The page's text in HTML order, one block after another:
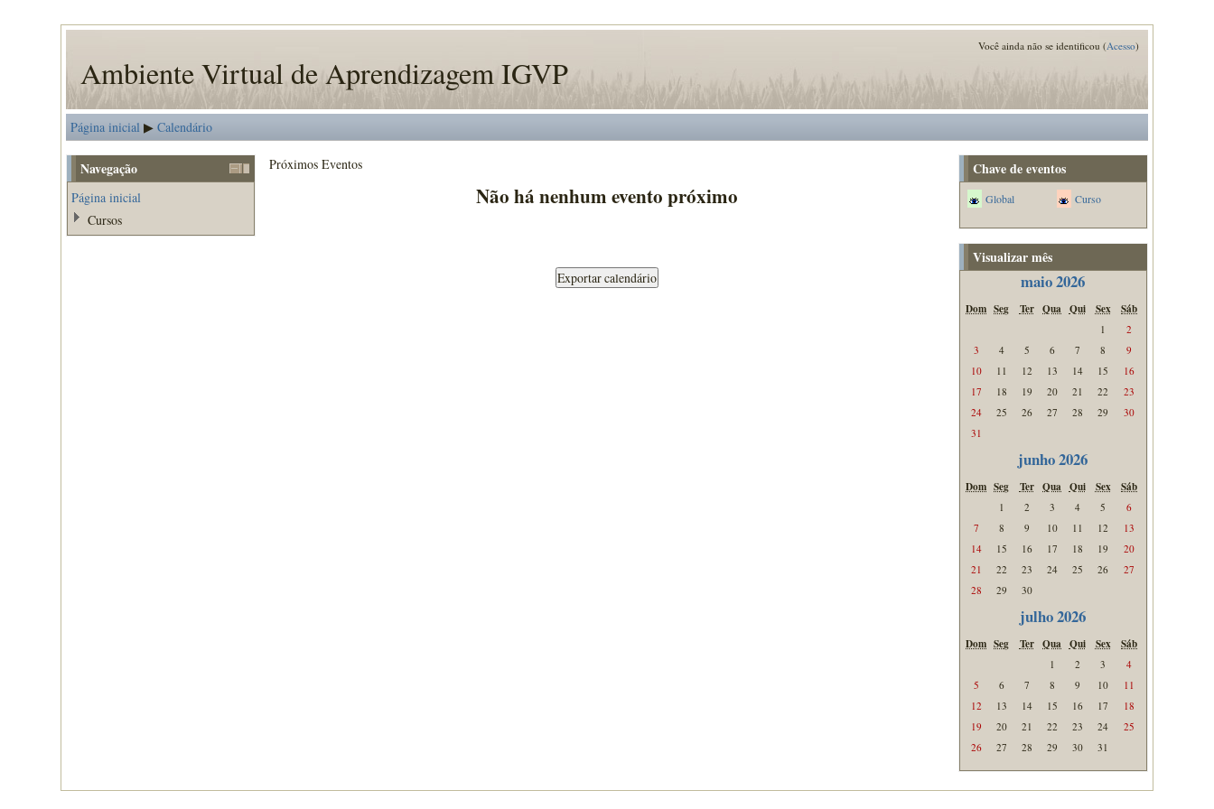
Ambiente Virtual de Aprendizagem IGVP
Você ainda não se identificou (Acesso)
Página inicial ▶ Calendário
Próximos Eventos
Não há nenhum evento próximo
Navegação
Página inicial
Cursos
Chave de eventos
Global Curso
Visualizar mês
maio 2026
Dom Seg Ter Qua Qui Sex Sáb
1
2
3
4 5 6 7 8
9
10
11 12 13 14 15
16
17
18 19 20 21 22
23
24
25 26 27 28 29
30
31
junho 2026
Dom Seg Ter Qua Qui Sex Sáb
1 2 3 4 5
6
7
8 9 10 11 12
13
14
15 16 17 18 19
20
21
22 23 24 25 26
27
28
29 30
julho 2026
Dom Seg Ter Qua Qui Sex Sáb
1 2 3
4
5
6 7 8 9 10
11
12
13 14 15 16 17
18
19
20 21 22 23 24
25
26
27 28 29 30 31